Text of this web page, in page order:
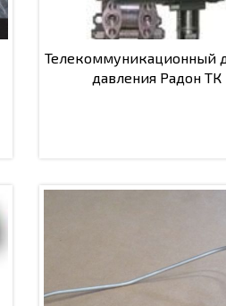
Телекоммуникационный
давления Радон ТК